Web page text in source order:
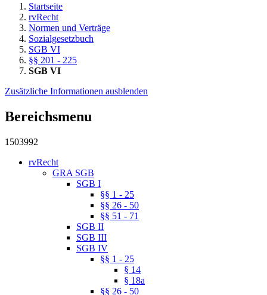
Startseite
rvRecht
Normen und Verträge
Sozialgesetzbuch
SGB VI
§§ 201 - 225
SGB VI
Zusätzliche Informationen ausblenden
Bereichsmenu
1503992
rvRecht
GRA SGB
SGB I
§§ 1 - 25
§§ 26 - 50
§§ 51 - 71
SGB II
SGB III
SGB IV
§§ 1 - 25
§ 14
§ 18a
§§ 26 - 50